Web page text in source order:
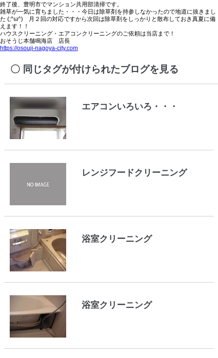
終了後、豊明市でマンション共用部清掃です。
雑草が一気に育ちました・・・今日は除草剤を持参しなかったので地道に抜きまし
た (;^ω^) 月２回の対応ですから次回は除草剤をしっかりと散布しておき真夏に備
えます！！
ハウスクリーニング・エアコンクリーニングのご依頼は当店まで！
おそうじ本舗鳴海店 店長
https://osouji-nagoya-city.com
同じタグが付けられたブログを見る
エアコンいろいろ・・・
レンジフードクリーニング
浴室クリーニング
浴室クリーニング